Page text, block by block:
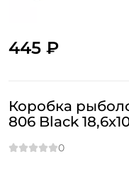
445 ₽
Коробка
806 Black